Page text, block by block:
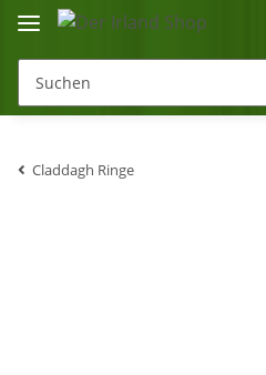
Claddagh Ringe